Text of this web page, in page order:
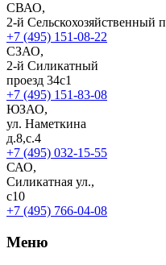
СВАО,
2-й Сельскохозяйственный
+7 (495) 151-08-22
СЗАО,
2-й Силикатный
проезд 34с1
+7 (495) 151-83-08
ЮЗАО,
ул. Наметкина
д.8,с.4
+7 (495) 032-15-55
САО,
Силикатная ул.,
с10
+7 (495) 766-04-08
Меню